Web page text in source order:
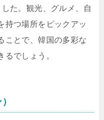
た。観光、グルメ、自
持つ場所をピックアッ
ことで、韓国の多彩な
でしょう。